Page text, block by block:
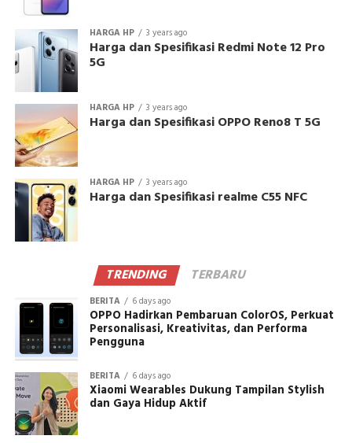
HARGA HP 3 years ago
Harga dan Spesifikasi Redmi Note 12 Pro
5G
HARGA HP 3 years ago
Harga dan Spesifikasi OPPO Reno8 T 5G
HARGA HP 3 years ago
Harga dan Spesifikasi realme C55 NFC
TRENDING TERBARU
BERITA 6 days ago
OPPO Hadirkan Pembaruan ColorOS, Perkuat
Personalisasi, Kreativitas, dan Performa
Pengguna
BERITA 6 days ago
Xiaomi Wearables Dukung Tampilan Stylish
dan Gaya Hidup Aktif